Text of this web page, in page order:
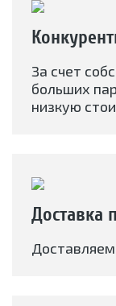
За счет
больших
низкую
Доставка